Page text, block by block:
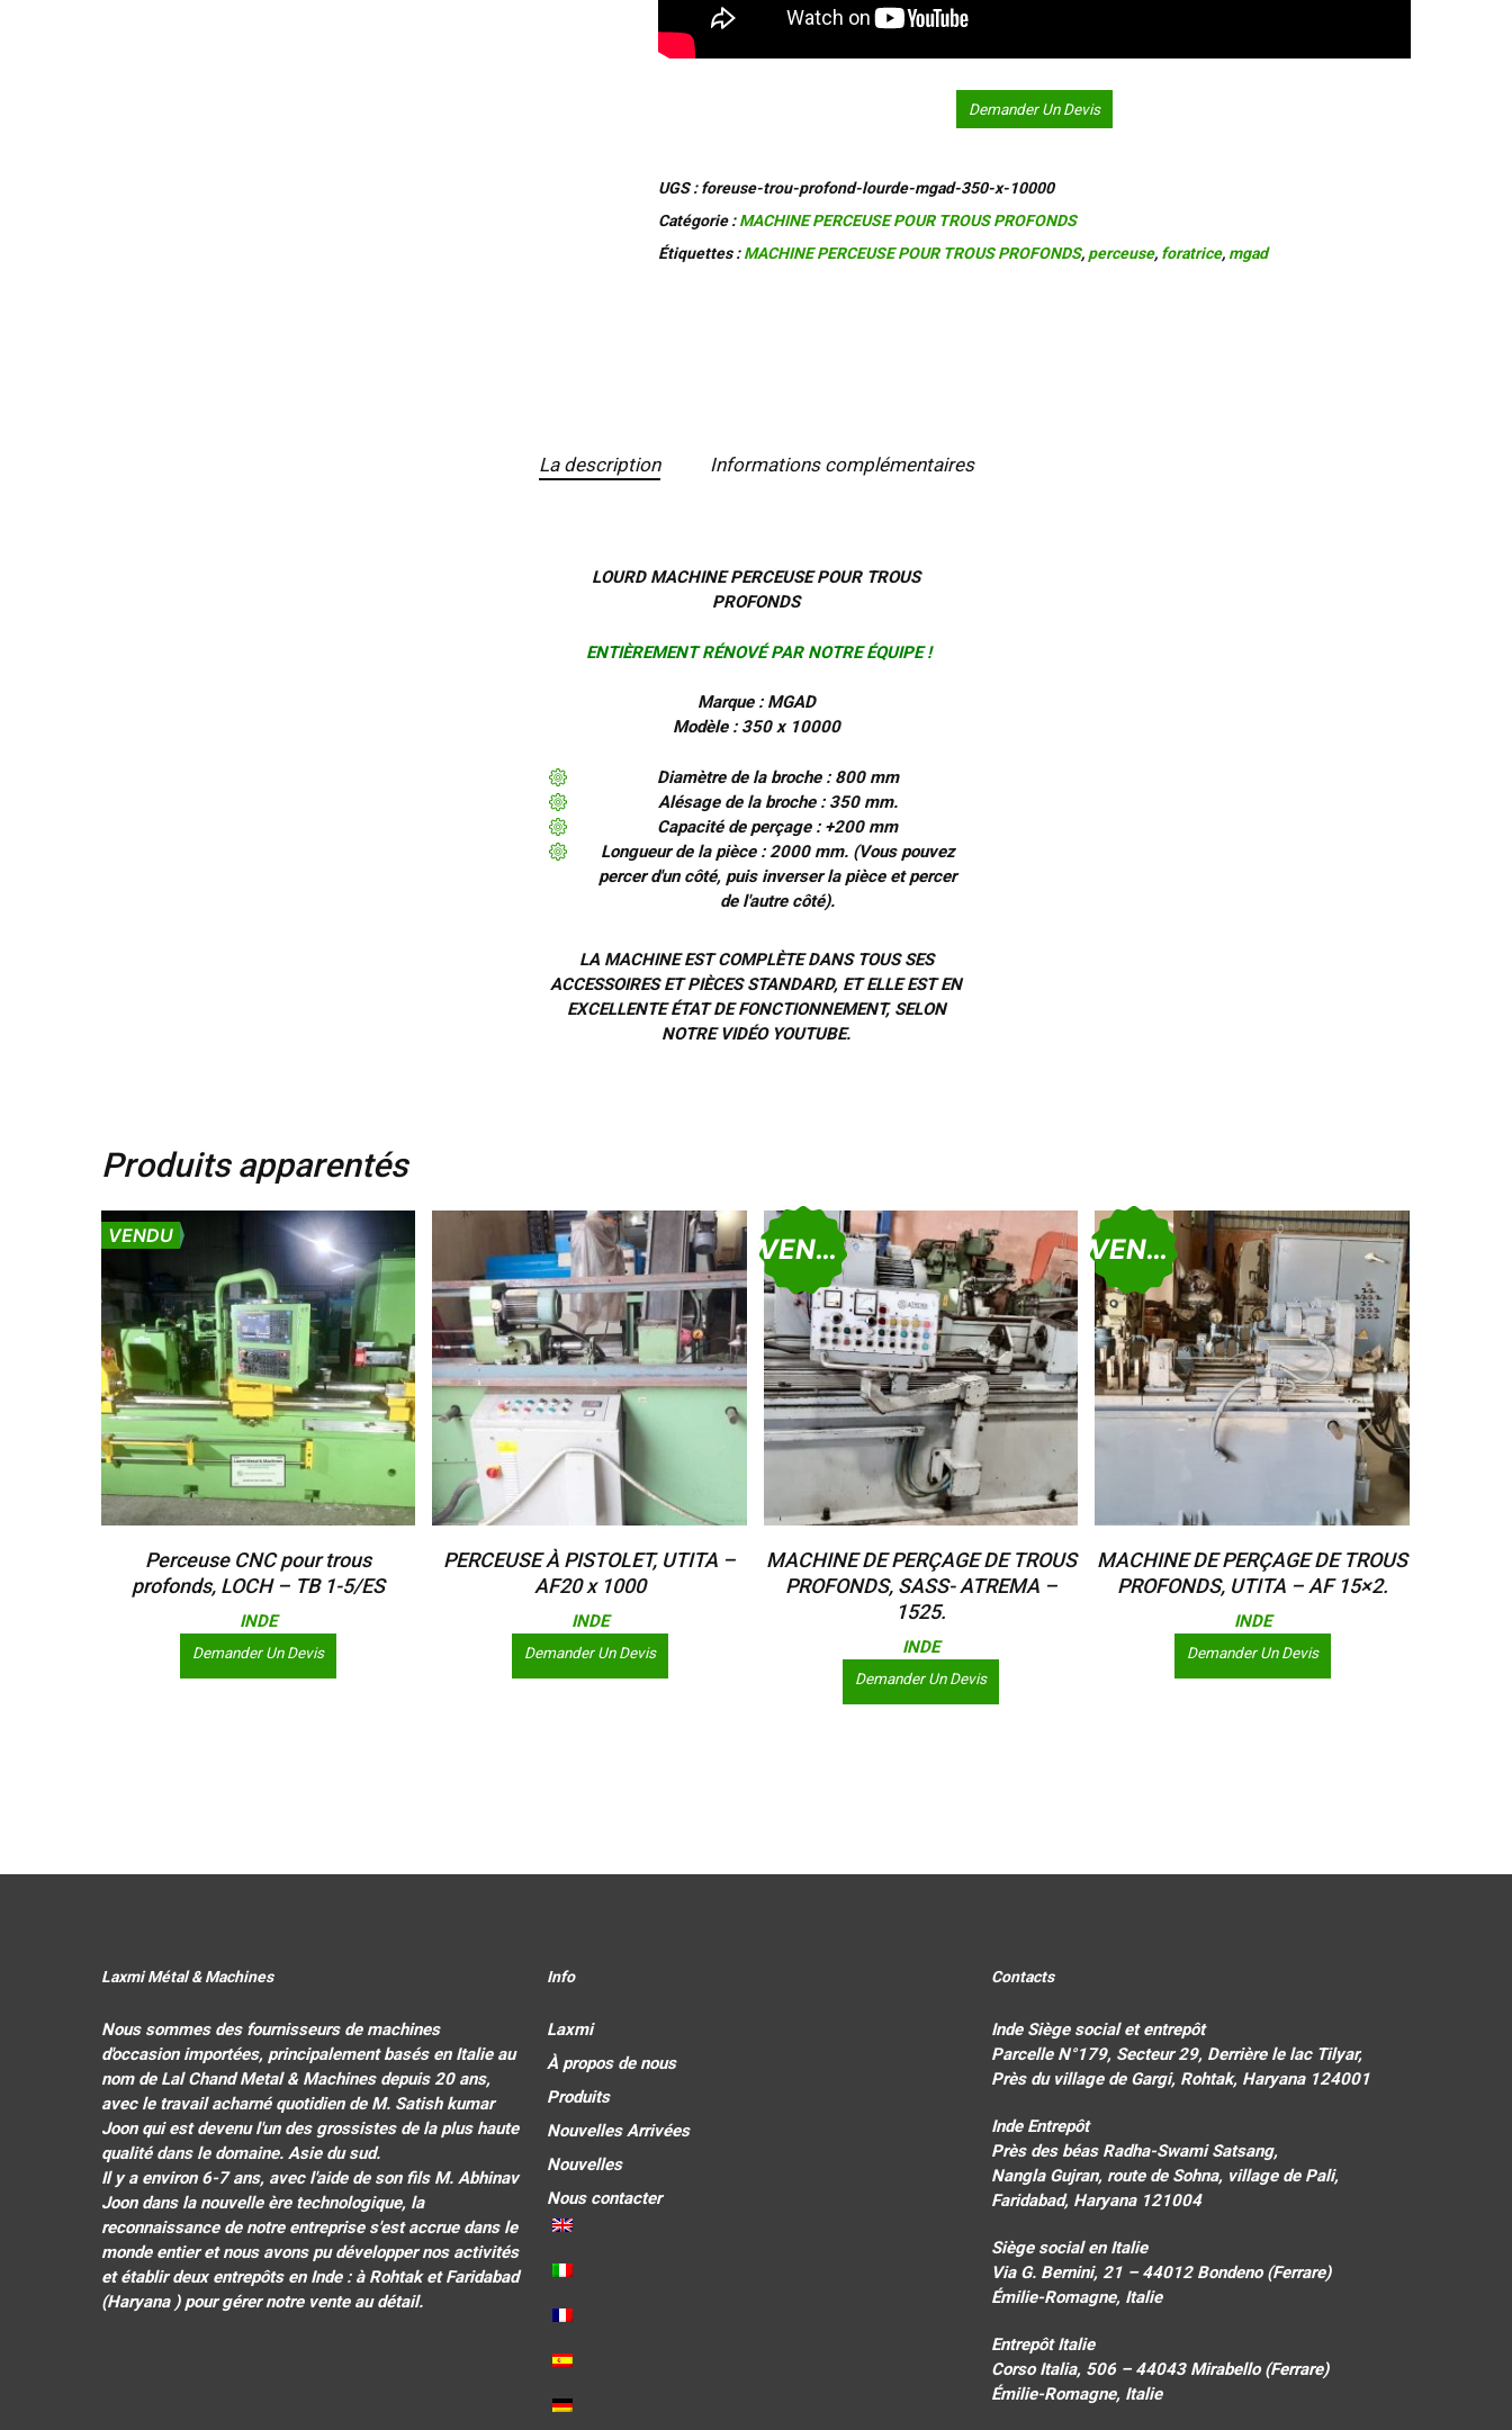
Demander Un Devis
UGS :foreuse-trou-profond-lourde-mgad-350-x-10000
Catégorie :MACHINE PERCEUSE POUR TROUS PROFONDS
Étiquettes :MACHINE PERCEUSE POUR TROUS PROFONDS,perceuse, foratrice,mgad
La description Informations complémentaires
LOURD MACHINE PERCEUSE POUR TROUS
PROFONDS
ENTIÈREMENT RÉNOVÉ PAR NOTRE ÉQUIPE !
Marque : MGAD
Modèle : 350 x 10000
Diamètre de la broche : 800 mm
Alésage de la broche : 350 mm.
Capacité de perçage : +200 mm
Longueur de la pièce : 2000 mm. (Vous pouvez
percer d'un côté, puis inverser la pièce et percer
de l'autre côté).
LA MACHINE EST COMPLÈTE DANS TOUS SES
ACCESSOIRES ET PIÈCES STANDARD, ET ELLE EST EN
EXCELLENTE ÉTAT DE FONCTIONNEMENT, SELON
NOTRE VIDÉO YOUTUBE.
Produits apparentés
VENDU
Perceuse CNC pour trous
profonds, LOCH – TB 1-5/ES
INDE
Demander Un Devis
Lire La Suite
PERCEUSE À PISTOLET, UTITA –
AF20 x 1000
INDE
Demander Un Devis
VENDU
MACHINE DE PERÇAGE DE TROUS
PROFONDS, SASS- ATREMA –
1525.
INDE
Demander Un Devis
VENDU
MACHINE DE PERÇAGE DE TROUS
PROFONDS, UTITA – AF 15×2.
INDE
Demander Un Devis
Laxmi Métal & Machines
Nous sommes des fournisseurs de machines
d'occasion importées, principalement basés en Italie au
nom de Lal Chand Metal & Machines depuis 20 ans,
avec le travail acharné quotidien de M. Satish kumar
Joon qui est devenu l'un des grossistes de la plus haute
qualité dans le domaine. Asie du sud.
Il y a environ 6-7 ans, avec l'aide de son fils M. Abhinav
Joon dans la nouvelle ère technologique, la
reconnaissance de notre entreprise s'est accrue dans le
monde entier et nous avons pu développer nos activités
et établir deux entrepôts en Inde : à Rohtak et Faridabad
(Haryana ) pour gérer notre vente au détail.
Info
Laxmi
À propos de nous
Produits
Nouvelles Arrivées
Nouvelles
Nous contacter
Contacts
Inde Siège social et entrepôt
Parcelle N°179, Secteur 29, Derrière le lac Tilyar,
Près du village de Gargi, Rohtak, Haryana 124001
Inde Entrepôt
Près des béas Radha-Swami Satsang,
Nangla Gujran, route de Sohna, village de Pali,
Faridabad, Haryana 121004
Siège social en Italie
Via G. Bernini, 21 – 44012 Bondeno (Ferrare)
Émilie-Romagne, Italie
Entrepôt Italie
Corso Italia, 506 – 44043 Mirabello (Ferrare)
Émilie-Romagne, Italie